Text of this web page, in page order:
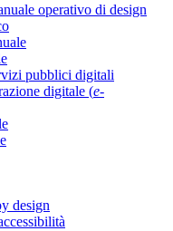
operativo di design
pubblici digitali
digitale (e-
design